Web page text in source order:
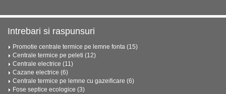
Intrebari si raspunsuri
Promotie centrale termice pe lemne fonta (15)
Centrale termice pe peleti (12)
Centrale electrice (11)
Cazane electrice (6)
Centrale termice pe lemne cu gazeificare (6)
Fose septice ecologice (3)